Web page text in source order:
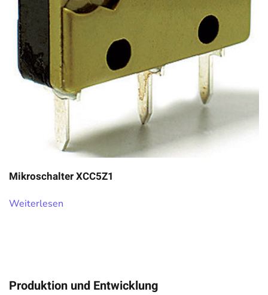
Mikroschalter XCC5Z1
Weiterlesen
Produktion und Entwicklung